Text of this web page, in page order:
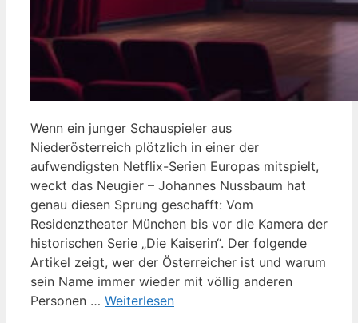
Wenn ein junger Schauspieler aus
Niederösterreich plötzlich in einer der
aufwendigsten Netflix-Serien Europas mitspielt,
weckt das Neugier – Johannes Nussbaum hat
genau diesen Sprung geschafft: Vom
Residenztheater München bis vor die Kamera der
historischen Serie „Die Kaiserin“. Der folgende
Artikel zeigt, wer der Österreicher ist und warum
sein Name immer wieder mit völlig anderen
Personen … Weiterlesen